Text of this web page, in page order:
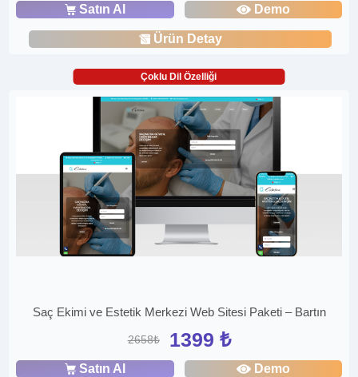
Satın Al Demo
Ürün Detay
Çoklu Dil Özelliği
Saç Ekimi ve Estetik Merkezi Web Sitesi Paketi – Bartın
2658₺ 1399 ₺
Satın Al Demo